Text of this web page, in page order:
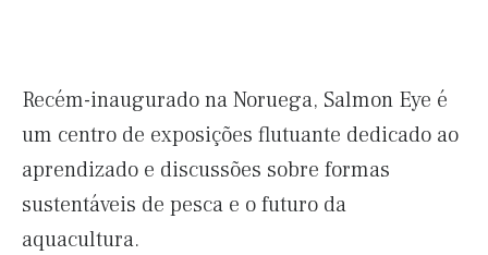
Recém-inaugurado na Noruega, Salmon Eye é
um centro de exposições flutuante dedicado ao
aprendizado e discussões sobre formas
sustentáveis de pesca e o futuro da
aquacultura.